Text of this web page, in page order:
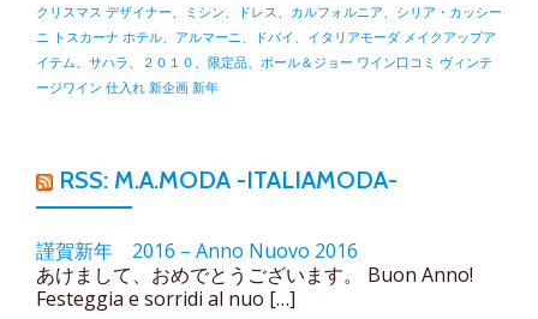
クリスマス デザイナー、ミシン、ドレス、カルフォルニア、シリア・カッシー
ニ
トスカーナ ホテル、アルマーニ、ドバイ、イタリアモーダ メイクアップア
イテム、サハラ、２０１０、限定品、ポール＆ジョー ワイン口コミ ヴィンテ
ージワイン 仕入れ 新企画 新年
RSS: M.A.MODA -ITALIAMODA-
謹賀新年 2016 – Anno Nuovo 2016
あけまして、おめでとうございます。 Buon Anno!
Festeggia e sorridi al nuo […]